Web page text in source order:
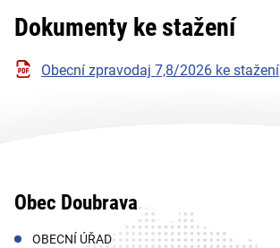
Dokumenty ke stažení
Obecní zpravodaj 7,8/2026 ke stažení
Obec Doubrava
OBECNÍ ÚŘAD